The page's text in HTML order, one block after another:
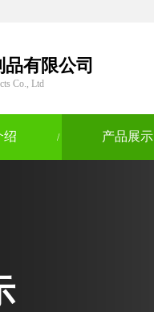
有限公司
Co., Ltd
绍 / 产品展示